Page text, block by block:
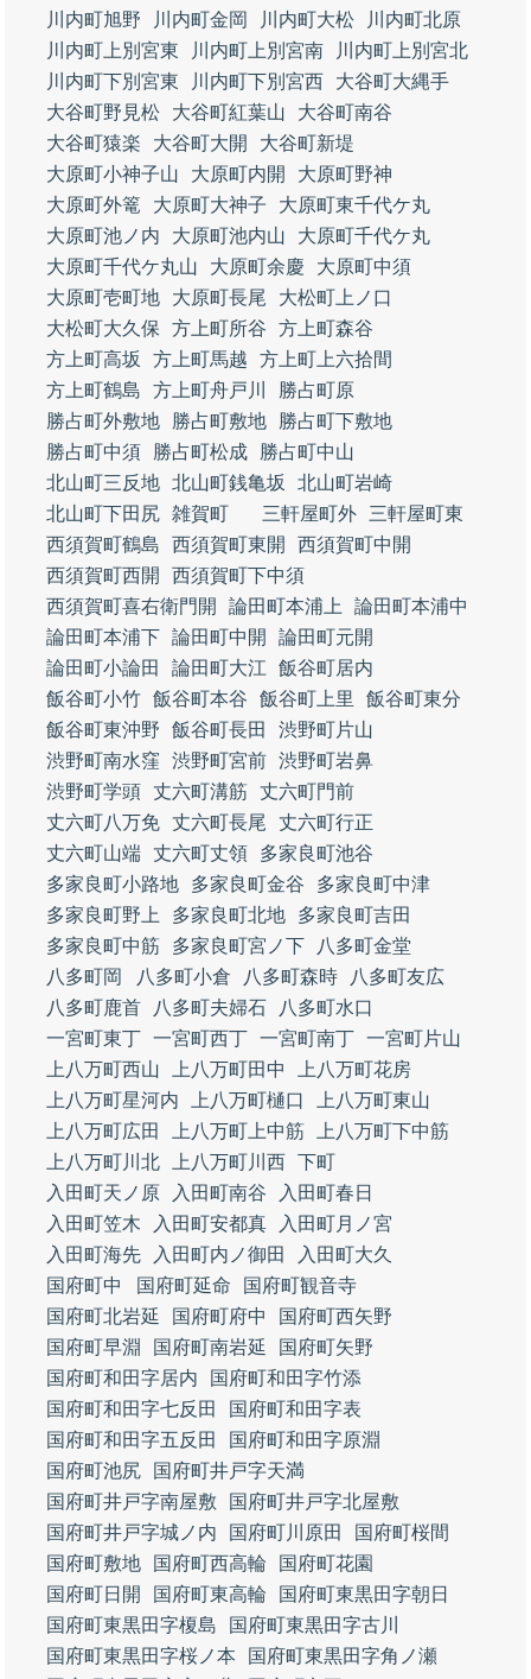
川内町旭野
川内町金岡 川内町大松
川内町北原
川内町上別宮東
川内町上別宮南
川内町上別宮北
川内町下別宮東
川内町下別宮西
大谷町大縄手
大谷町野見松
大谷町紅葉山
大谷町南谷
大谷町猿楽
大谷町大開
大谷町新堤
大原町小神子山
大原町内開
大原町野神
大原町外篭
大原町大神子
大原町東千代ケ丸
大原町池ノ内
大原町池内山
大原町千代ケ丸
大原町千代ケ丸山
大原町余慶
大原町中須
大原町壱町地
大原町長尾
大松町上ノ口
大松町大久保
方上町所谷
方上町森谷
方上町高坂
方上町馬越
方上町上六拾間
方上町鶴島
方上町舟戸川
勝占町原
勝占町外敷地
勝占町敷地
勝占町下敷地
勝占町中須
勝占町松成
勝占町中山
北山町三反地 北山町銭亀坂
北山町岩崎
北山町下田尻 雑賀町 三軒屋町外
三軒屋町東
西須賀町鶴島
西須賀町東開
西須賀町中開
西須賀町西開
西須賀町下中須
西須賀町喜右衛門開
論田町本浦上
論田町本浦中
論田町本浦下 論田町中開
論田町元開
論田町小論田
論田町大江
飯谷町居内
飯谷町小竹 飯谷町本谷 飯谷町上里
飯谷町東分
飯谷町東沖野
飯谷町長田
渋野町片山
渋野町南水窪
渋野町宮前 渋野町岩鼻
渋野町学頭 丈六町溝筋 丈六町門前
丈六町八万免 丈六町長尾
丈六町行正
丈六町山端 丈六町丈領
多家良町池谷
多家良町小路地
多家良町金谷
多家良町中津
多家良町野上
多家良町北地
多家良町吉田
多家良町中筋
多家良町宮ノ下
八多町金堂
八多町岡
八多町小倉 八多町森時
八多町友広
八多町鹿首
八多町夫婦石
八多町水口
一宮町東丁 一宮町西丁 一宮町南丁 一宮町片山
上八万町西山
上八万町田中
上八万町花房
上八万町星河内
上八万町樋口
上八万町東山
上八万町広田
上八万町上中筋
上八万町下中筋
上八万町川北
上八万町川西 下町
入田町天ノ原
入田町南谷
入田町春日
入田町笠木
入田町安都真
入田町月ノ宮
入田町海先
入田町内ノ御田
入田町大久
国府町中
国府町延命
国府町観音寺
国府町北岩延
国府町府中
国府町西矢野
国府町早淵
国府町南岩延
国府町矢野
国府町和田字居内
国府町和田字竹添
国府町和田字七反田
国府町和田字表
国府町和田字五反田
国府町和田字原淵
国府町池尻
国府町井戸字天満
国府町井戸字南屋敷
国府町井戸字北屋敷
国府町井戸字城ノ内
国府町川原田
国府町桜間
国府町敷地
国府町西高輪
国府町花園
国府町日開
国府町東高輪
国府町東黒田字朝日
国府町東黒田字榎島
国府町東黒田字古川
国府町東黒田字桜ノ本
国府町東黒田字角ノ瀬